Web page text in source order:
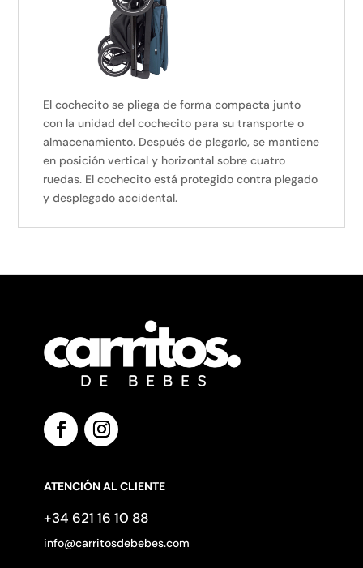
El cochecito se pliega de forma compacta junto
con la unidad del cochecito para su transporte o
almacenamiento. Después de plegarlo, se mantiene
en posición vertical y horizontal sobre cuatro
ruedas. El cochecito está protegido contra plegado
y desplegado accidental.
ATENCIÓN AL CLIENTE
+34 621 16 10 88
info@carritosdebebes.com